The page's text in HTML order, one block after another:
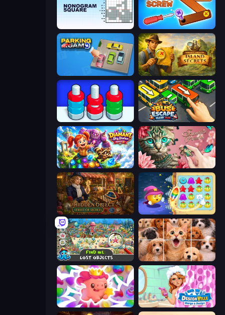
Wood Screw: Bolts Puzzle
Hidden Objects: Island Secrets
Bus Escape: Clear Jam
Diamant: Sky Stories Match 3 Favorite Puzzles
Hidden Object: Street Of Secrets Candy Riddles
Find Me: Lost Objects Jigpic Solitaire
Match Arena Designville: Merge & Design